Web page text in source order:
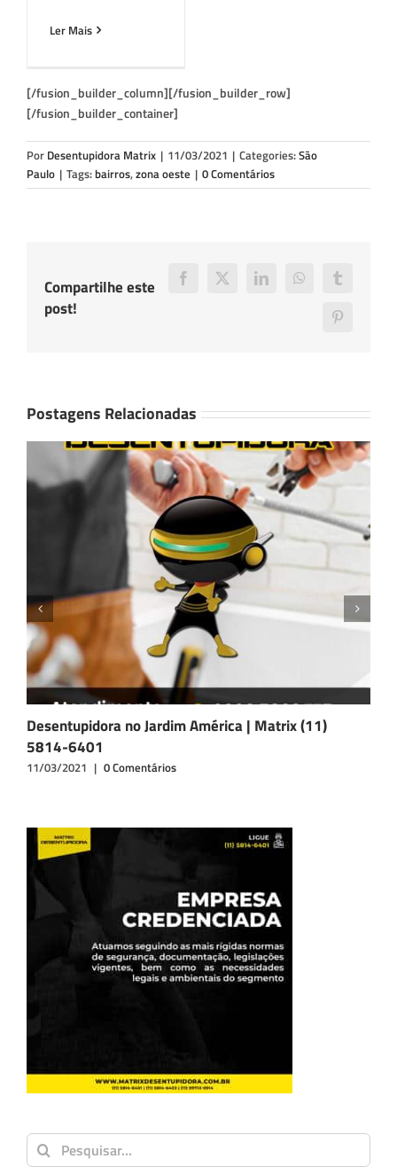
Ler Mais
[/fusion_builder_column][/fusion_builder_row]
[/fusion_builder_container]
Por Desentupidora Matrix | 11/03/2021 | Categories:São
Paulo | Tags:bairros,zona oeste | 0 Comentários
Compartilhe este
post!
Facebook
X LinkedInWhatsAppTumblr
Pinterest
Postagens Relacionadas
Desentupidora no Jardim América | Matrix (11)
5814-6401
11/03/2021 | 0 Comentários
Buscar
resultados